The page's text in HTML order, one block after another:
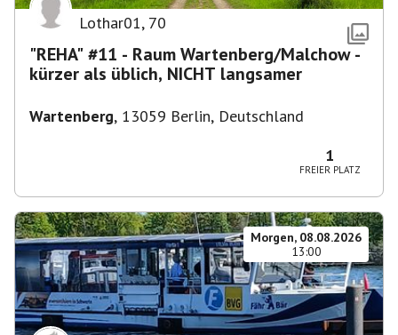
Lothar01, 70
"REHA" #11 - Raum Wartenberg/Malchow -
kürzer als üblich, NICHT langsamer
Wartenberg, 13059 Berlin, Deutschland
1
FREIER PLATZ
Morgen, 08.08.2026
13:00